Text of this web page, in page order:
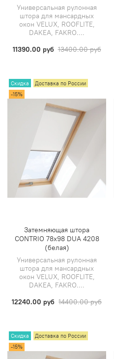
Универсальная рулонная
штора для мансардных
окон VELUX, ROOFLITE,
DAKEA, FAKRO....
11390.00 руб 13400.00 руб
Скидка
Доставка по России
-15%
Затемняющая штора
CONTRIO 78х98 DUA 4208
(белая)
Универсальная рулонная
штора для мансардных
окон VELUX, ROOFLITE,
DAKEA, FAKRO....
12240.00 руб 14400.00 руб
Скидка
Доставка по России
-15%